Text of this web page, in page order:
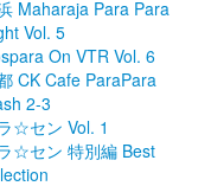
Maharaja Para Para
Vol. 5
On VTR Vol. 6
CK Cafe ParaPara
2-3
☆セン Vol. 1
☆セン 特別編 Best